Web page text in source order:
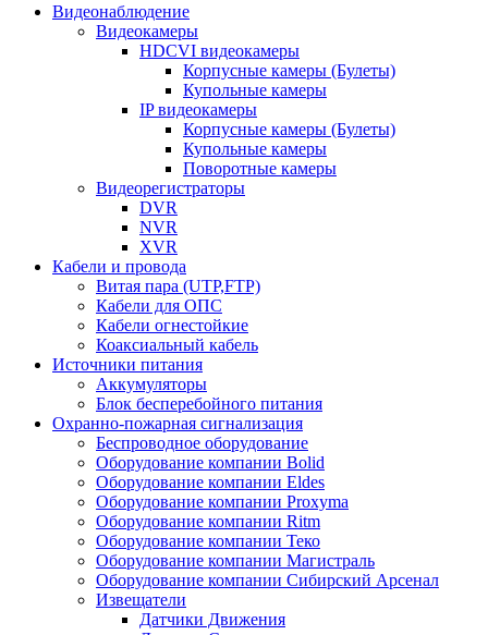
Видеонаблюдение
Видеокамеры
HDCVI видеокамеры
Корпусные камеры (Булеты)
Купольные камеры
IP видеокамеры
Корпусные камеры (Булеты)
Купольные камеры
Поворотные камеры
Видеорегистраторы
DVR
NVR
XVR
Кабели и провода
Витая пара (UTP,FTP)
Кабели для ОПС
Кабели огнестойкие
Коаксиальный кабель
Источники питания
Аккумуляторы
Блок бесперебойного питания
Охранно-пожарная сигнализация
Беспроводное оборудование
Оборудование компании Bolid
Оборудование компании Eldes
Оборудование компании Proxyma
Оборудование компании Ritm
Оборудование компании Теко
Оборудование компании Магистраль
Оборудование компании Сибирский Арсенал
Извещатели
Датчики Движения